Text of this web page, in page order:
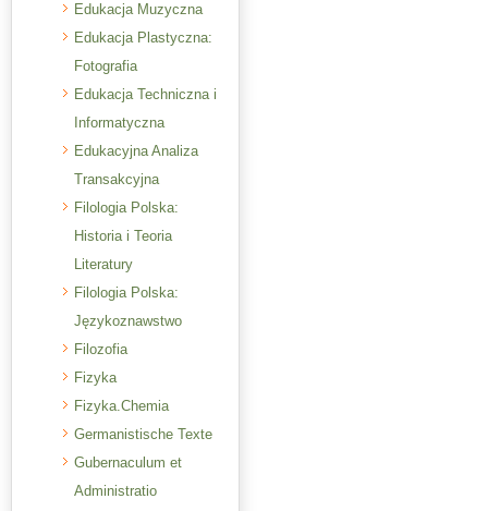
Edukacja Muzyczna
Edukacja Plastyczna:
Fotografia
Edukacja Techniczna i
Informatyczna
Edukacyjna Analiza
Transakcyjna
Filologia Polska:
Historia i Teoria
Literatury
Filologia Polska:
Językoznawstwo
Filozofia
Fizyka
Fizyka.Chemia
Germanistische Texte
Gubernaculum et
Administratio